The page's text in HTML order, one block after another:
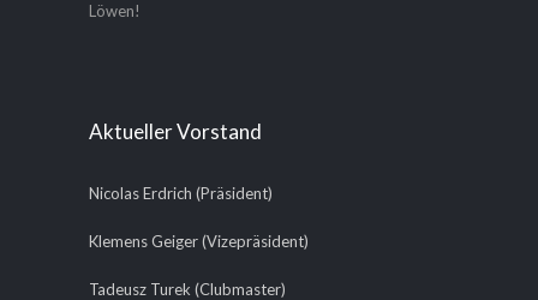
Löwen!
Aktueller Vorstand
Nicolas Erdrich (Präsident)
Klemens Geiger (Vizepräsident)
Tadeusz Turek (Clubmaster)